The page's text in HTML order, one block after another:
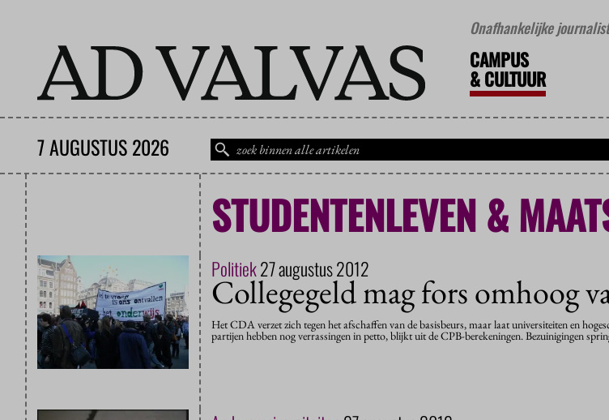
Onafhankelijke
CAMPUS
&CULTUUR
7 AUGUSTUS 2026
STUDENTENLEVEN &
Politiek27 augustus 2012
Collegegeld mag fors omhoog
Het CDA verzet zich tegen het afschaffen van de basisbeurs, maar laat universiteiten en
partijen hebben nog verrassingen in petto, blijkt uit de CPB-berekeningen. Bezuinigingen